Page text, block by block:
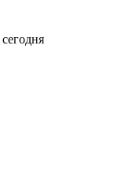
сегодня